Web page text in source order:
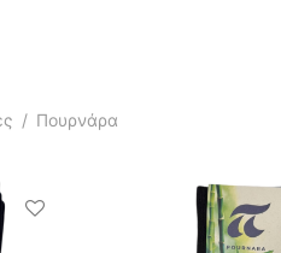
/ Πουρνάρα